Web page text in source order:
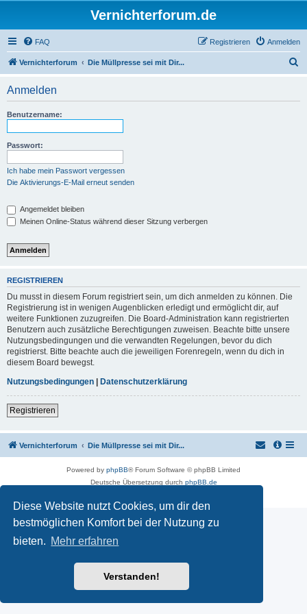
Diese Website nutzt Cookies, um dir den
bestmöglichen Komfort bei der Nutzung zu
bieten. Mehr erfahren
Verstanden!
Vernichterforum.de
FAQ Anmelden
Registrieren
Vernichterforum Die Müllpresse sei mit Dir...
Anmelden
Benutzername:
Passwort:
Ich habe mein Passwort vergessen
Die Aktivierungs-E-Mail erneut senden
Angemeldet bleiben
Meinen Online-Status während dieser Sitzung verbergen
REGISTRIEREN
Du musst in diesem Forum registriert sein, um dich anmelden zu können. Die
Registrierung ist in wenigen Augenblicken erledigt und ermöglicht dir, auf
weitere Funktionen zuzugreifen. Die Board-Administration kann registrierten
Benutzern auch zusätzliche Berechtigungen zuweisen. Beachte bitte unsere
Nutzungsbedingungen und die verwandten Regelungen, bevor du dich
registrierst. Bitte beachte auch die jeweiligen Forenregeln, wenn du dich in
diesem Board bewegst.
Nutzungsbedingungen | Datenschutzerklärung
Registrieren
Vernichterforum Die Müllpresse sei mit Dir...
Powered by phpBB® Forum Software © phpBB Limited
Deutsche Übersetzung durch phpBB.de